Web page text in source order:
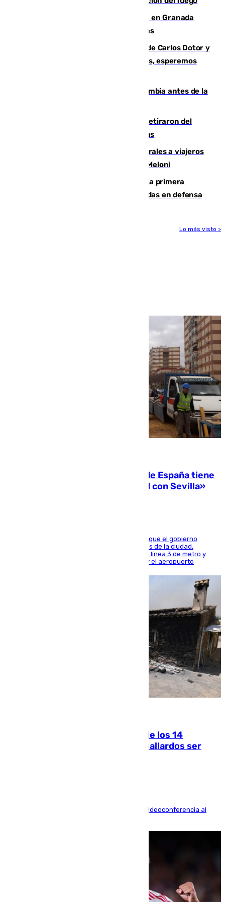
Controlado un incendio de rastrojos en Granada
junto a la autovía y al Callejón de Nogales
Juanfran Funes, sobre las lesiones de Carlos Dotor y
Fernando Calero: “Estamos preocupados, esperemos
Felipe VI refuerza los lazos con Colombia antes de la
Fernando Calero y Carlos Dotor se retiraron del
encuentro contra el Ceuta con molestias
España restablece controles temporales a viajeros
procedentes de Italia como repuesta a Meloni
El Málaga cae ante el Ceuta y suma la primera
derrota de la pretemporada dejando dudas en defensa
Lo más visto >
Javier Fernández: «El Gobierno de España tiene
una preocupación y una prioridad con Sevilla»
El presidente de la Diputación de Sevilla alega que el gobierno
central está apostando por las infraestructuras de la ciudad,
habiendo destinado 650 millones de euros a la línea 3 de metro y
300 a la rede de cercanías entre Santa Justa y el aeropuerto
La Justicia ofrece a las familias de los 14
fallecidos en el incendio de Los Gallardos ser
La mayoría de las comparecencias serán por videoconferencia al